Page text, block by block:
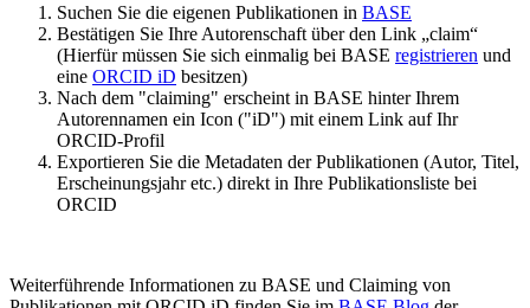
Suchen Sie die eigenen Publikationen in BASE
Bestätigen Sie Ihre Autorenschaft über den Link „claim“
(Hierfür müssen Sie sich einmalig bei BASE registrieren und
eine ORCID iD besitzen)
Nach dem "claiming" erscheint in BASE hinter Ihrem
Autorennamen ein Icon ("iD") mit einem Link auf Ihr
ORCID-Profil
Exportieren Sie die Metadaten der Publikationen (Autor, Titel,
Erscheinungsjahr etc.) direkt in Ihre Publikationsliste bei
ORCID
Weiterführende Informationen zu BASE und Claiming von